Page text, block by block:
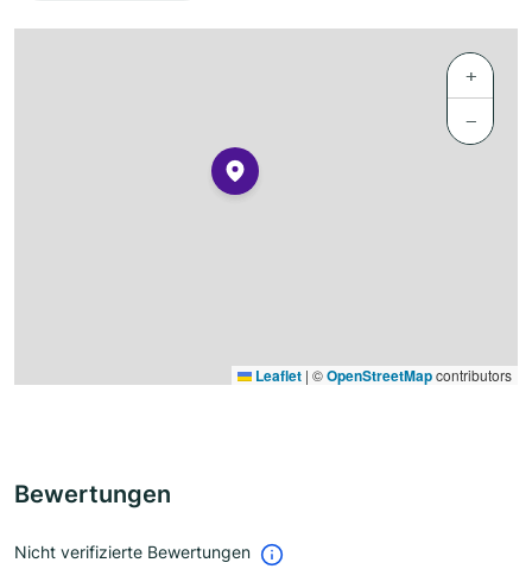
+
−
Leaflet | ©OpenStreetMapcontributors
Bewertungen
Nicht verifizierte Bewertungen